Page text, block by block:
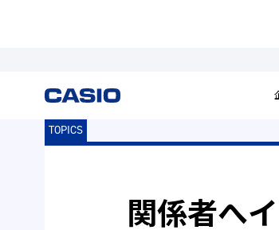
TOPICS
関係者へ